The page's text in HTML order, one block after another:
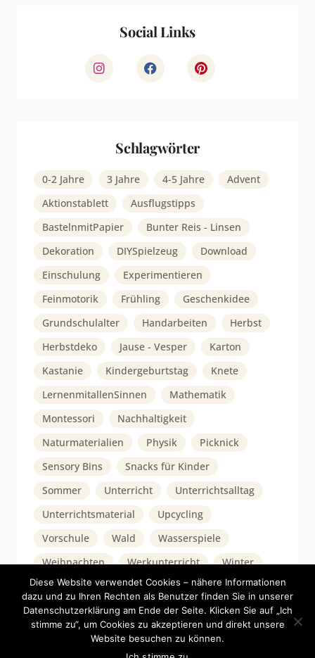
Social Links
Schlagwörter
0-2 Jahre 3 Jahre 4-5 Jahre
Advent
Aktionstablett
Ausflugstipps
BastelnmitPapier
Bunter Reis - Linsen
Dekoration
DIYSpielzeug
Download
Einschulung
Experimentieren
Feinmotorik
Frühling
Geschenkidee
Grundschulalter
Handarbeiten
Herbst
Herbstdeko
Jause - Vesper
Karton
Kastanie
Kindergeburtstag
Knete
LernenmitallenSinnen
Mathematik
Montessori
Nachhaltigkeit
Naturmaterialien
Physik
Picknick
Sensory Bins
Snacks für Kinder
Sommer
Unterricht
Unterrichtsalltag
Unterrichtsmaterial
Upcycling
Vorschule
Wald
Wasserspiele
Weihnachten
Werkunterricht Winter
© 2026 waswirspielen.com |Impressum
Diese Website verwendet Cookies – nähere Informationen
dazu und zu Ihren Rechten als Benutzer finden Sie in unserer
Datenschutzerklärung am Ende der Seite. Klicken Sie auf „Ich
stimme zu“, um Cookies zu akzeptieren und direkt unsere
Website besuchen zu können.